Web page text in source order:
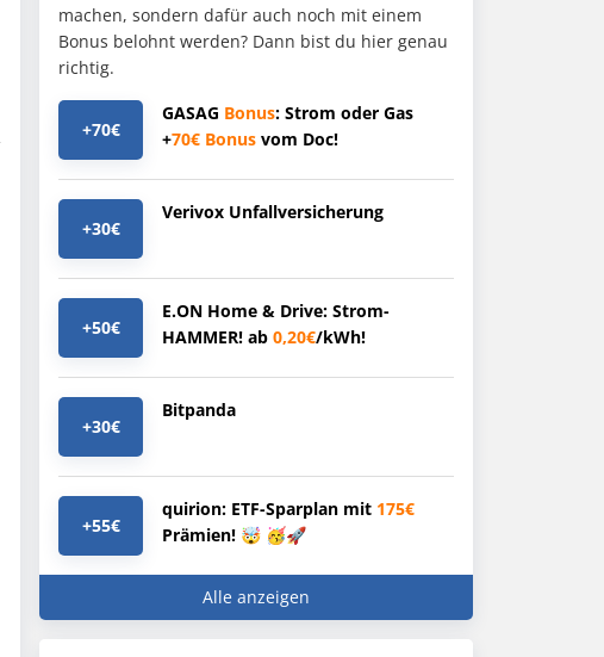
machen, sondern dafür auch noch mit einem
Bonus belohnt werden? Dann bist du hier genau
richtig.
+70€
GASAG Bonus: Strom oder Gas
+70€ Bonus vom Doc!
+30€
Verivox Unfallversicherung
+50€
E.ON Home & Drive: Strom-
HAMMER! ab 0,20€/kWh!
+30€
Bitpanda
+55€
quirion: ETF-Sparplan mit 175€
Prämien! 🤯 🥳🚀
Alle anzeigen